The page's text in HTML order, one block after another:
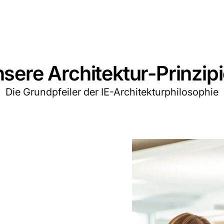
Architektur-
Die Grundpfeiler der IE-Architekturphilosophie